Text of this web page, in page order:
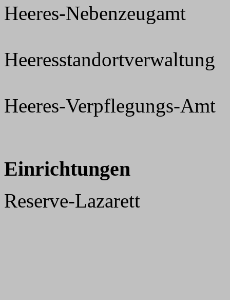
Heeres-Nebenzeugamt
Heeresstandortverwaltung
Heeres-Verpflegungs-Amt
Einrichtungen
Reserve-Lazarett